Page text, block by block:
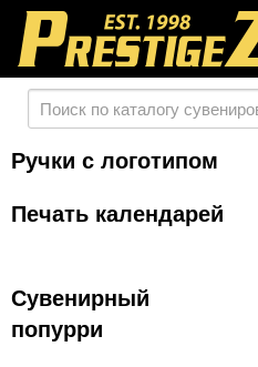
Ручки с логотипом
Печать календарей
Сувенирный
попурри